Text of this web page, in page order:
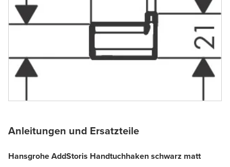
Anleitungen und Ersatzteile
Hansgrohe AddStoris Handtuchhaken schwarz matt